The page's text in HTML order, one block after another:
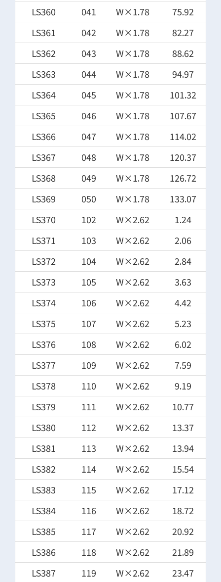
LS360
041 W×1.78
75.92
LS361
042 W×1.78
82.27
LS362
043 W×1.78
88.62
LS363
044 W×1.78
94.97
LS364
045 W×1.78
101.32
LS365
046 W×1.78
107.67
LS366
047 W×1.78
114.02
LS367
048 W×1.78
120.37
LS368
049 W×1.78
126.72
LS369
050 W×1.78
133.07
LS370
102 W×2.62
1.24
LS371
103 W×2.62
2.06
LS372
104 W×2.62
2.84
LS373
105 W×2.62
3.63
LS374
106 W×2.62
4.42
LS375
107 W×2.62
5.23
LS376
108 W×2.62
6.02
LS377
109 W×2.62
7.59
LS378
110 W×2.62
9.19
LS379
111 W×2.62
10.77
LS380
112 W×2.62
13.37
LS381
113 W×2.62
13.94
LS382
114 W×2.62
15.54
LS383
115 W×2.62
17.12
LS384
116 W×2.62
18.72
LS385
117 W×2.62
20.92
LS386
118 W×2.62
21.89
LS387
119 W×2.62 23.47